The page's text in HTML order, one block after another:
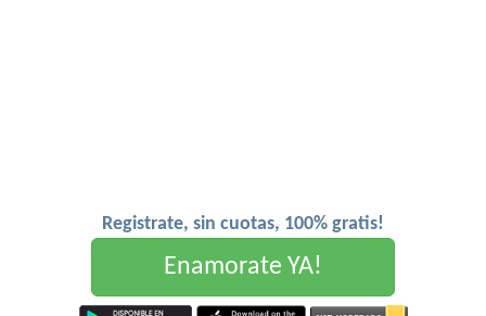
Registrate, sin cuotas, 100% gratis!
Enamorate YA!